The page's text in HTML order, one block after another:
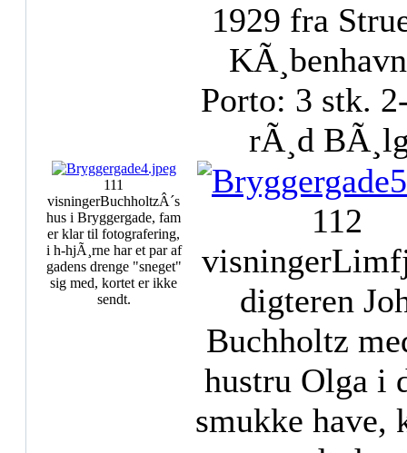
1929 fra
Porto: 3 stk.
rÃ¸d
111
visningerBuchholtzÂ´s
hus i Bryggergade, fam
er klar til fotografering,
i h-hjÃ¸rne har et par af
gadens drenge "sneget"
sig med, kortet er ikke
sendt.
112
visninger
digteren
Buchholtz
hustru Olga i
smukke have,